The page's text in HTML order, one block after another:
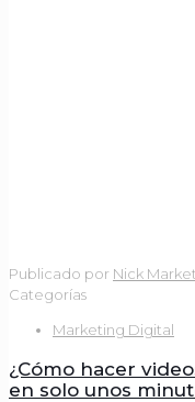
Publicado por Nick
Categorías
Marketing Digital
¿Cómo hacer
en solo unos